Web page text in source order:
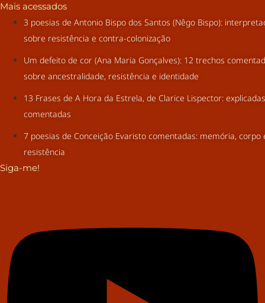
Mais acessados
3 poesias de Antonio Bispo dos Santos (Nêgo Bispo):
sobre resistência e contra-colonização
Um defeito de cor (Ana Maria Gonçalves): 12 trechos
sobre ancestralidade, resistência e identidade
13 Frases de A Hora da Estrela, de Clarice Lispector:
comentadas
7 poesias de Conceição Evaristo comentadas: memória, corpo
resistência
Siga-me!